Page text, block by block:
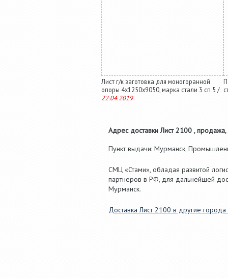
Лист г/к заготовка для моногоранной
опоры 4х1250х9050, марка стали 3 сп 5 /
22.04.2019
Адрес доставки Лист 2100 , продажа,
Пункт выдачи: Мурманск,
СМЦ «Стами», обладая развитой
партнеров в РФ, для дальнейшей
Мурманск.
Доставка Лист 2100 в другие